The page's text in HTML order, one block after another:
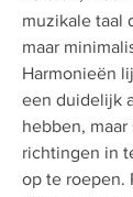
muzikale taal
maar
Harmonieën
een duidelijk
hebben,
richtingen in
op te roepen.